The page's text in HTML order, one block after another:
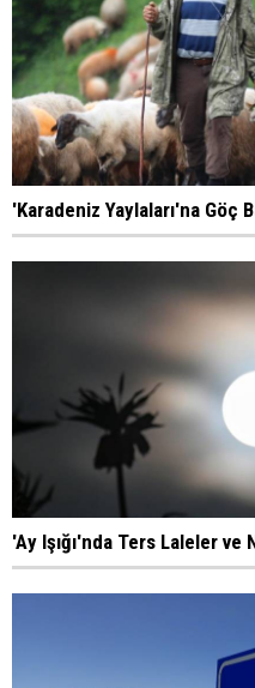
'Karadeniz Yaylaları'na Göç
'Ay Işığı'nda Ters Laleler